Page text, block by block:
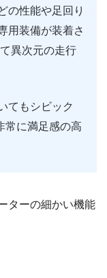
の性能や足回り
用装備が装着さ
異次元の走行
てもシビック
常に満足感の高
ターの細かい機能